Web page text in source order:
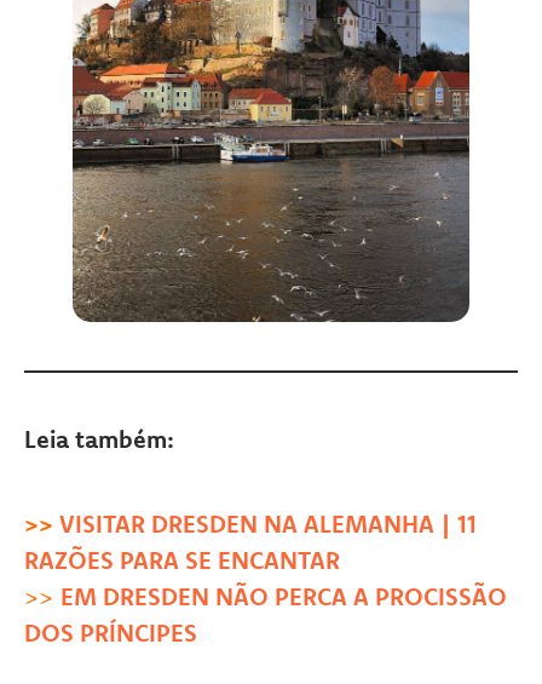
Leia também:
>> VISITAR DRESDEN NA ALEMANHA | 11
RAZÕES PARA SE ENCANTAR
>> EM DRESDEN NÃO PERCA A PROCISSÃO
DOS PRÍNCIPES